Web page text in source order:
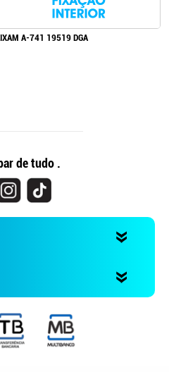
A-741 19519 DGA
de tudo .